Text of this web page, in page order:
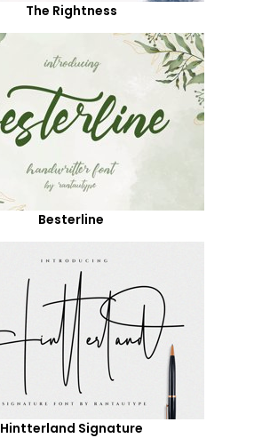
The Rightness
Besterline
Hintterland Signature